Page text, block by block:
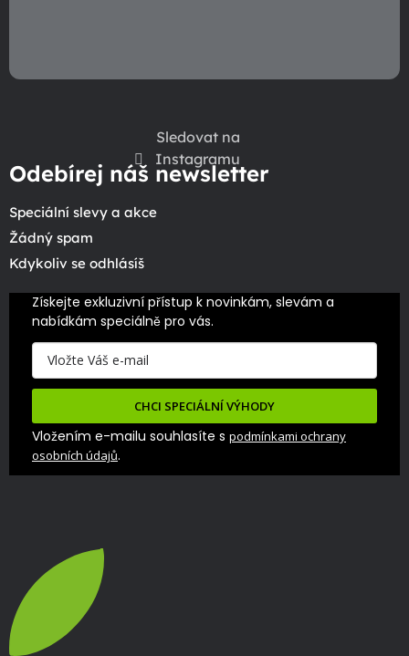
Sledovat na
Instagramu
Odebírej náš newsletter
Speciální slevy a akce
Žádný spam
Kdykoliv se odhlásíš
Získejte exkluzivní přístup k novinkám, slevám a
nabídkám speciálně pro vás.
CHCI SPECIÁLNÍ VÝHODY
Vložením e-mailu souhlasíte s podmínkami ochrany
osobních údajů.